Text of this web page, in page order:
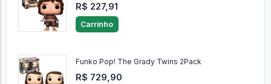
R$ 227,91
Carrinho
Funko Pop! The Grady Twins 2Pack
R$ 729,90